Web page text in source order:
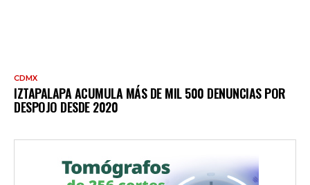
CDMX
IZTAPALAPA ACUMULA MÁS DE MIL 500 DENUNCIAS POR
DESPOJO DESDE 2020